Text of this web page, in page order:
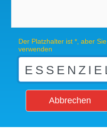
Der Platzhalter ist *, aber
verwenden
Abbrechen